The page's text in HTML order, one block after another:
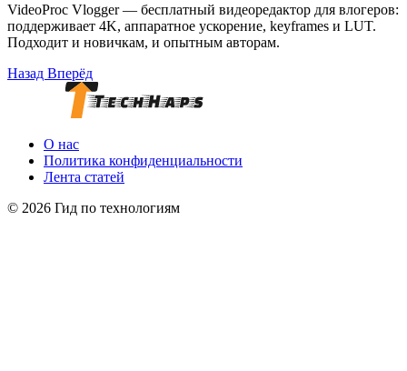
VideoProc Vlogger — бесплатный видеоредактор для влогеров:
поддерживает 4K, аппаратное ускорение, keyframes и LUT.
Подходит и новичкам, и опытным авторам.
Назад Вперёд
О нас
Политика конфиденциальности
Лента статей
© 2026 Гид по технологиям